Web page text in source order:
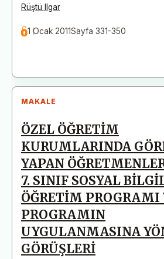
Rüştü Ilgar
1 Ocak 2011Sayfa 331-350
MAKALE
ÖZEL ÖĞRETİM
KURUMLARINDA
YAPAN
7. SINIF SOSYAL
ÖĞRETİM PROGRAMI
PROGRAMIN
UYGULANMASINA
GÖRÜŞLERİ